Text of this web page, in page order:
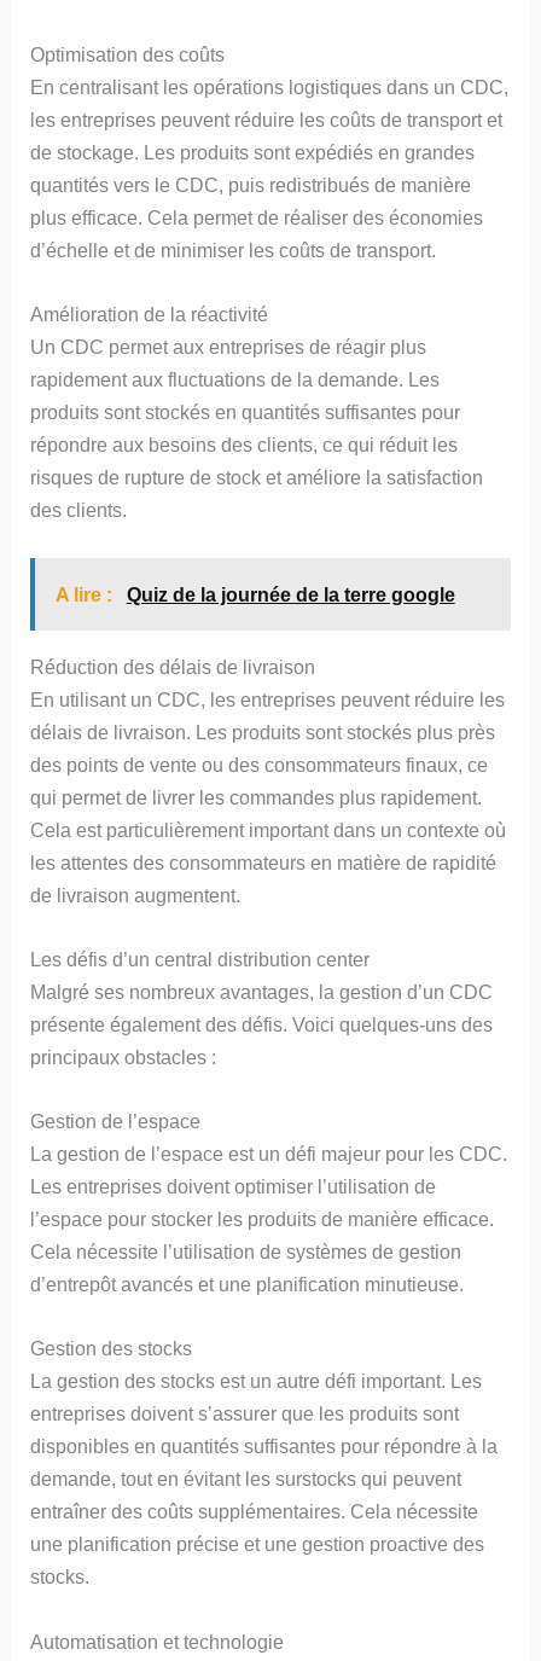
Optimisation des coûts
En centralisant les opérations logistiques dans un CDC,
les entreprises peuvent réduire les coûts de transport et
de stockage. Les produits sont expédiés en grandes
quantités vers le CDC, puis redistribués de manière
plus efficace. Cela permet de réaliser des économies
d’échelle et de minimiser les coûts de transport.
Amélioration de la réactivité
Un CDC permet aux entreprises de réagir plus
rapidement aux fluctuations de la demande. Les
produits sont stockés en quantités suffisantes pour
répondre aux besoins des clients, ce qui réduit les
risques de rupture de stock et améliore la satisfaction
des clients.
A lire : Quiz de la journée de la terre google
Réduction des délais de livraison
En utilisant un CDC, les entreprises peuvent réduire les
délais de livraison. Les produits sont stockés plus près
des points de vente ou des consommateurs finaux, ce
qui permet de livrer les commandes plus rapidement.
Cela est particulièrement important dans un contexte où
les attentes des consommateurs en matière de rapidité
de livraison augmentent.
Les défis d’un central distribution center
Malgré ses nombreux avantages, la gestion d’un CDC
présente également des défis. Voici quelques-uns des
principaux obstacles :
Gestion de l’espace
La gestion de l’espace est un défi majeur pour les CDC.
Les entreprises doivent optimiser l’utilisation de
l’espace pour stocker les produits de manière efficace.
Cela nécessite l’utilisation de systèmes de gestion
d’entrepôt avancés et une planification minutieuse.
Gestion des stocks
La gestion des stocks est un autre défi important. Les
entreprises doivent s’assurer que les produits sont
disponibles en quantités suffisantes pour répondre à la
demande, tout en évitant les surstocks qui peuvent
entraîner des coûts supplémentaires. Cela nécessite
une planification précise et une gestion proactive des
stocks.
Automatisation et technologie